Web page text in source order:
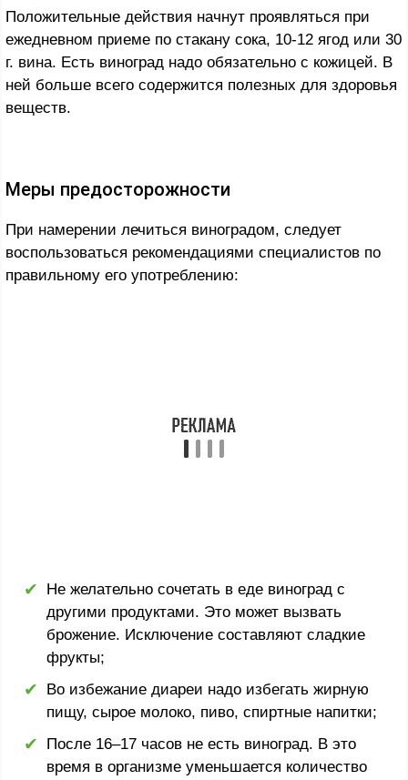
Положительные действия начнут проявляться при
ежедневном приеме по стакану сока, 10-12 ягод или 30
г. вина. Есть виноград надо обязательно с кожицей. В
ней больше всего содержится полезных для здоровья
веществ.
Меры предосторожности
При намерении лечиться виноградом, следует
воспользоваться рекомендациями специалистов по
правильному его употреблению:
Не желательно сочетать в еде виноград с
другими продуктами. Это может вызвать
брожение. Исключение составляют сладкие
фрукты;
Во избежание диареи надо избегать жирную
пищу, сырое молоко, пиво, спиртные напитки;
После 16‒17 часов не есть виноград. В это
время в организме уменьшается количество